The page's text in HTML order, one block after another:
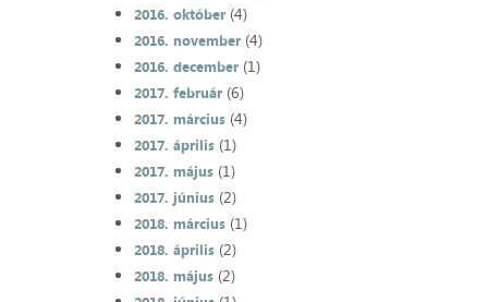
2016. október(4)
2016. november(4)
2016. december(1)
2017. február(6)
2017. március(4)
2017. április(1)
2017. május(1)
2017. június(2)
2018. március(1)
2018. április(2)
2018. május(2)